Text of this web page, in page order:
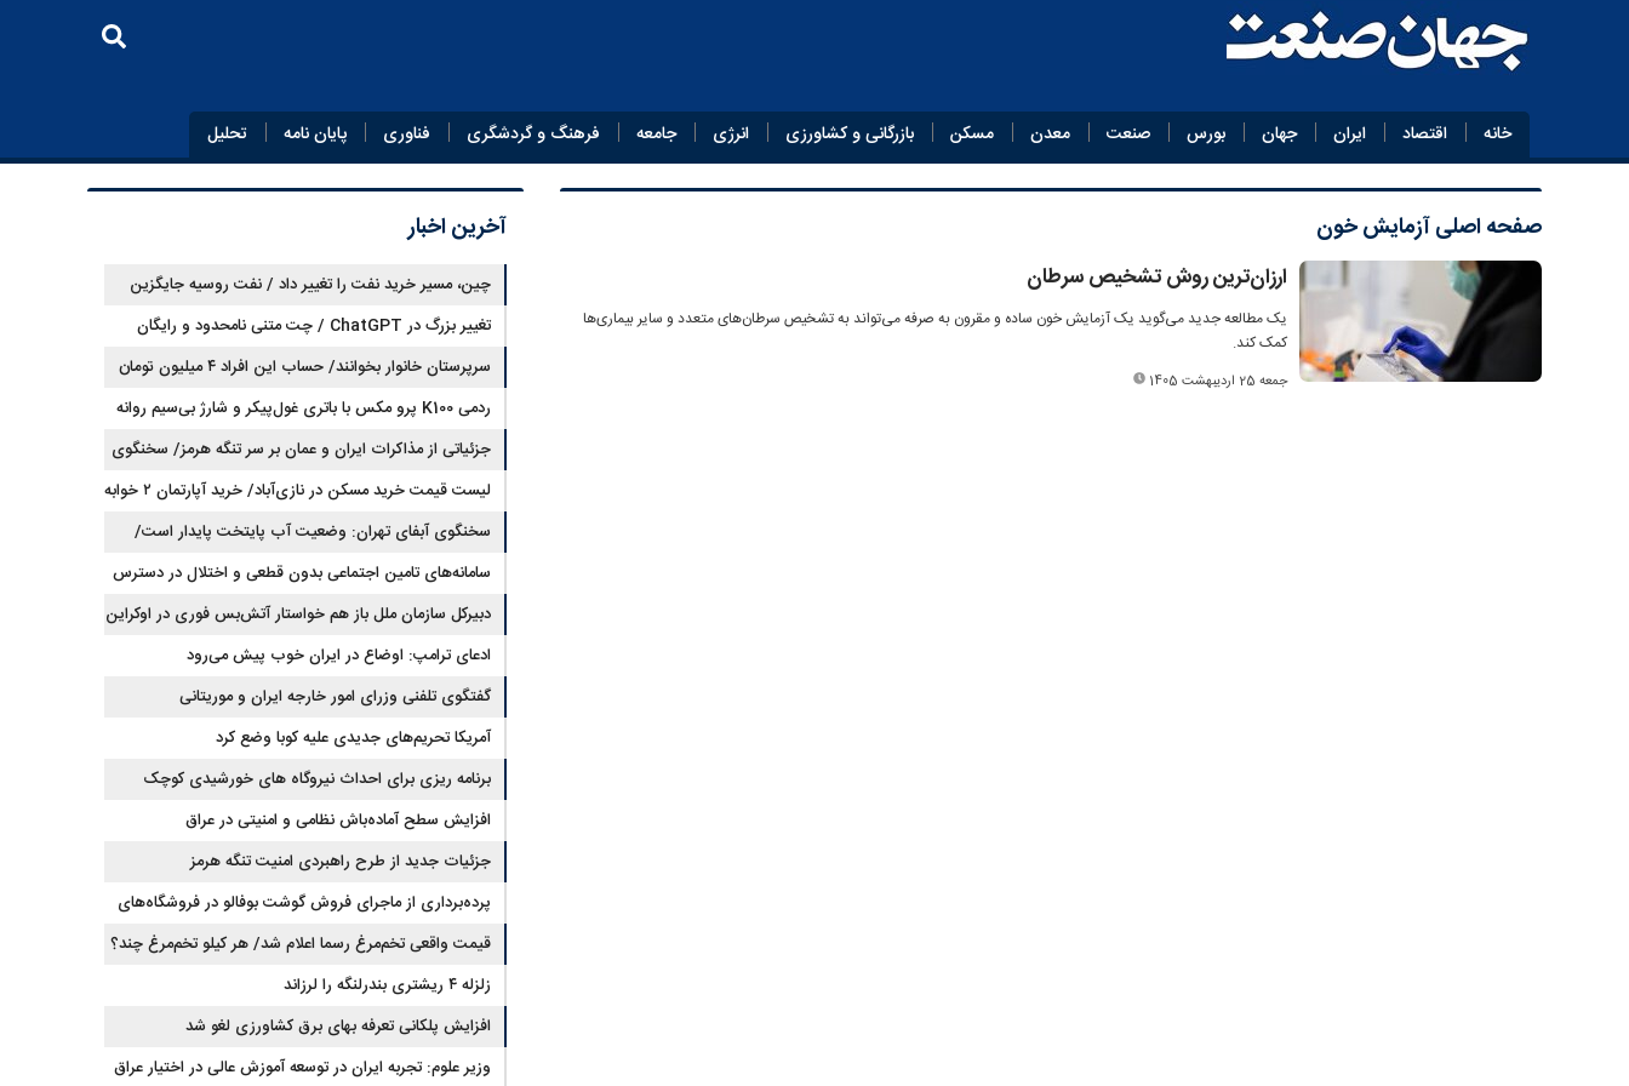
خانه اقتصاد ایران جهان بورس صنعت معدن مسکن بازرگانی و کشاورزی انرژی جامعه فرهنگ و گردشگری فناوری پایان‌ نامه تحلیل
صفحه اصلیآزمایش خون
ارزان‌ترین روش تشخیص سرطان
یک مطالعه جدید می‌گوید یک آزمایش خون ساده و مقرون به صرفه می‌تواند به تشخیص سرطان‌های متعدد و سایر بیماری‌ها
کمک کند.
جمعه 25 اردیبهشت 1405
آخرین اخبار
چین، مسیر خرید نفت را تغییر داد / نفت روسیه جایگزین
نفت عربستان شد
تغییر بزرگ در ChatGPT / چت متنی نامحدود و رایگان
سرپرستان خانوار بخوانند/ حساب این افراد ۴ میلیون تومان
شارژ شد
ردمی K100 پرو مکس با باتری غول‌پیکر و شارژ بی‌سیم روانه
بازار می‌شود
جزئیاتی از مذاکرات ایران و عمان بر سر تنگه هرمز/ سخنگوی
هیات رئیسه مجلس: بیانیه‌ای شامل تصحیح مسیر تردد دریایی
در تنگه، در آستانه نهایی شدن است
لیست قیمت خرید مسکن در نازی‌آباد/ خرید آپارتمان ۲ خوابه
در این منطقه چقدر سرمایه نیاز دارد؟ + جدول مردادماه ۱۴۰۵
سخنگوی آبفای تهران: وضعیت آب پایتخت پایدار است/
جیره‌بندی نداریم
سامانه‌های تامین اجتماعی بدون قطعی و اختلال در دسترس
است
دبیرکل سازمان ملل باز هم خواستار آتش‌بس فوری در اوکراین
شدادعای ترامپ: اوضاع در ایران خوب پیش می‌رود
گفتگوی تلفنی وزرای امور خارجه ایران و موریتانی
آمریکا تحریم‌های جدیدی علیه کوبا وضع کرد
برنامه ریزی برای احداث نیروگاه های خورشیدی کوچک
مقیاس یا شناور روی آب در مازندران
افزایش سطح آماده‌باش نظامی و امنیتی در عراق
جزئیات جدید از طرح راهبردی امنیت تنگه هرمز
پرده‌برداری از ماجرای فروش گوشت بوفالو در فروشگاه‌های
کشور/ گوشت بوفالو از کجا وارد می‌شود؟/ هر کیلو بوفالو با چه
قیمتی به فروش می‌رود؟
قیمت واقعی تخم‌مرغ رسما اعلام شد/ هر کیلو تخم‌مرغ چند؟
زلزله ۴ ریشتری بندرلنگه را لرزاند
افزایش پلکانی تعرفه بهای برق کشاورزی لغو شد
وزیر علوم: تجربه ایران در توسعه آموزش عالی در اختیار عراق